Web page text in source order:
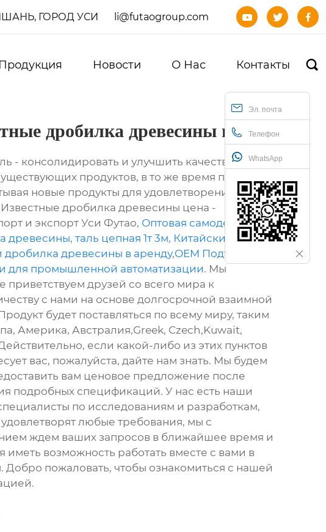
ГОРОД УСИ li@futaogroup.com   
Продукция Новости О Нас Контакты 
Эл. почта
Телефон
WhatsApp
дробилка древесины цена
- консолидировать и улучшить качество и
продуктов, в то же время постоянно
новые продукты для удовлетворения
дробилка древесины цена -
и экспорт Уси Футао, Оптовая самодельная
древесины, таль цепная 1т 3м, Китайский Москва
дробилка древесины в аренду,OEM Подъемные
для промышленной автоматизации. Мы
приветствуем друзей со всего мира к
с нами на основе долгосрочной взаимной
будет поставляться по всему миру, таким
Америка, Австралия,Greek, Czech,Kuwait,
если какой-либо из этих пунктов
вас, пожалуйста, дайте нам знать. Мы будем
вам ценовое предложение после
подробных спецификаций. У нас есть наши
по исследованиям и разработкам,
любые требования, мы с
ждем ваших запросов в ближайшее время и
иметь возможность работать вместе с вами в
Добро пожаловать, чтобы ознакомиться с нашей